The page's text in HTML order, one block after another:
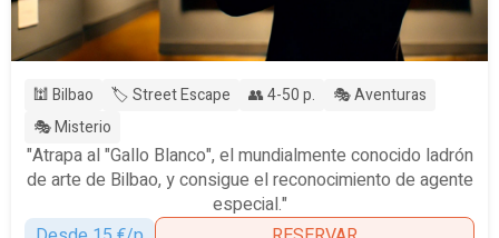
🕍 Bilbao 🏷️ Street Escape 👥 4-50 p.
🎭 Aventuras
🎭 Misterio
"Atrapa al "Gallo Blanco", el mundialmente conocido ladrón
de arte de Bilbao, y consigue el reconocimiento de agente
especial."